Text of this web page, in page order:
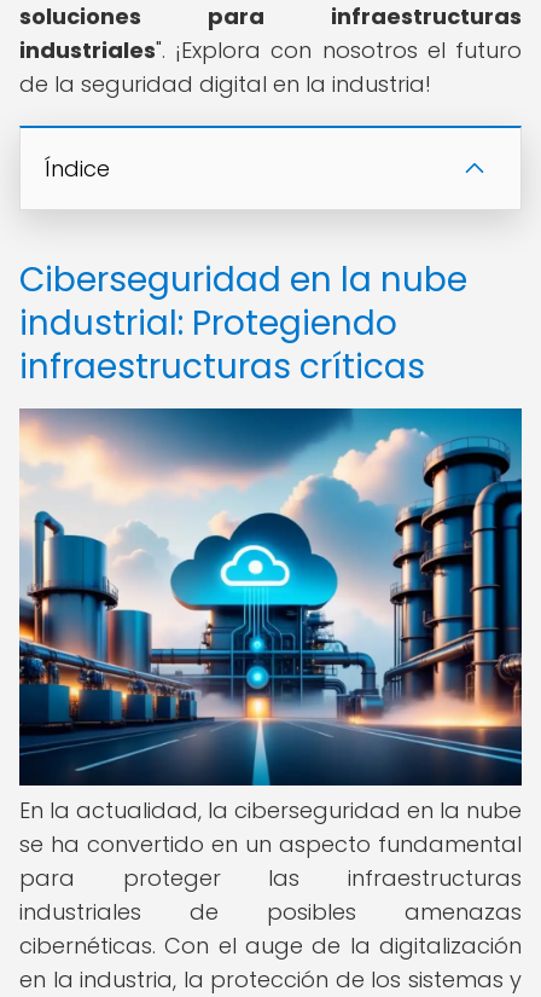
soluciones para infraestructuras
industriales". ¡Explora con nosotros el futuro
de la seguridad digital en la industria!
Índice
Ciberseguridad en la nube
industrial: Protegiendo
infraestructuras críticas
En la actualidad, la ciberseguridad en la nube
se ha convertido en un aspecto fundamental
para proteger las infraestructuras
industriales de posibles amenazas
cibernéticas. Con el auge de la digitalización
en la industria, la protección de los sistemas y